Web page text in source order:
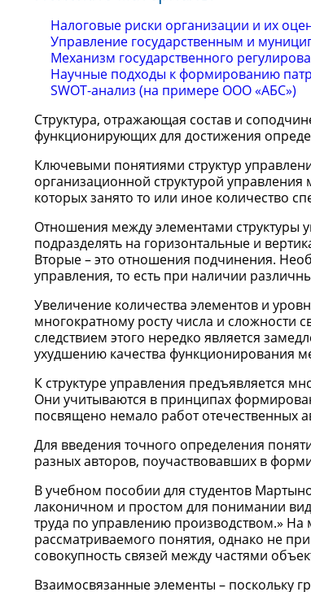
Налоговые риски организации и их
Управление государственным и
Механизм государственного
Научные подходы к формированию
SWOT-анализ (на примере ООО «АБС»)
Структура, отражающая состав и
функционирующих для достижения
Ключевыми понятиями структур
организационной структурой
которых занято то или иное количество
Отношения между элементами структуры
подразделять на горизонтальные и
Вторые – это отношения подчинения.
управления, то есть при наличии
Увеличение количества элементов и
многократному росту числа и сложности
следствием этого нередко является
ухудшению качества функционирования
К структуре управления предъявляется
Они учитываются в принципах
посвящено немало работ отечественных
Для введения точного определения
разных авторов, поучаствовавших в
В учебном пособии для студентов
лаконичном и простом для понимании
труда по управлению производством.» На
рассматриваемого понятия, однако не
совокупность связей между частями
Взаимосвязанные элементы – поскольку